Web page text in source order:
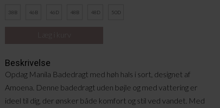
38B 46B 46D 48B 48D 50D
Beskrivelse
Opdag Manila Badedragt med høh hals i sort, designet af
Amoena. Denne badedragt uden bøjle og med vattering er
ideel til dig, der ønsker både komfort og stil ved vandet. Med